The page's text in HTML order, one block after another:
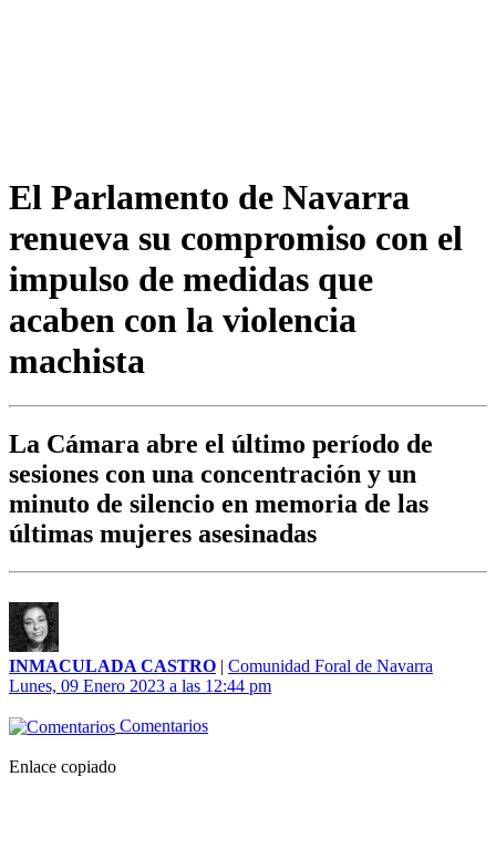
El Parlamento de Navarra
renueva su compromiso con el
impulso de medidas que
acaben con la violencia
machista
La Cámara abre el último período de
sesiones con una concentración y un
minuto de silencio en memoria de las
últimas mujeres asesinadas
INMACULADA CASTRO | Comunidad Foral de Navarra
Lunes, 09 Enero 2023 a las 12:44 pm
Comentarios
Enlace copiado